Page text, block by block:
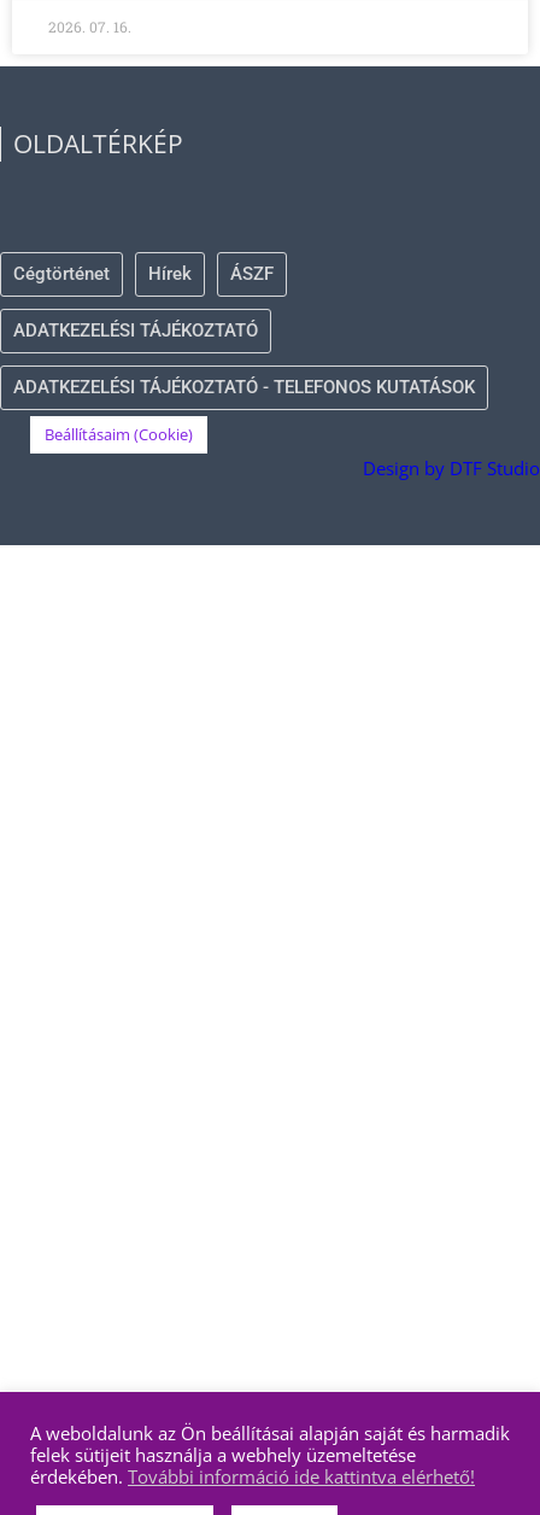
2026. 07. 16.
OLDALTÉRKÉP
Cégtörténet Hírek ÁSZF
ADATKEZELÉSI TÁJÉKOZTATÓ
ADATKEZELÉSI TÁJÉKOZTATÓ - TELEFONOS KUTATÁSOK
Beállításaim (Cookie)
Design by DTF Studio
A weboldalunk az Ön beállításai alapján saját és harmadik
felek sütijeit használja a webhely üzemeltetése
érdekében. További információ ide kattintva elérhető!